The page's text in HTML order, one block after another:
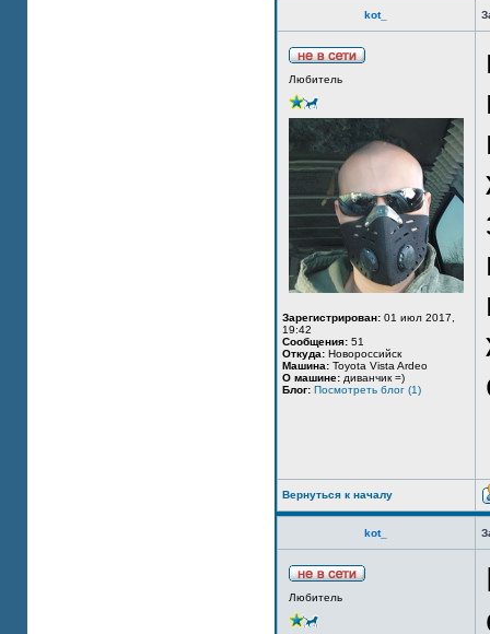
kot_
Любитель
Зарегистрирован: 01 июл 2017,
19:42
Сообщения: 51
Откуда: Новороссийск
Машина: Toyota Vista Ardeo
О машине: диванчик =)
Блог: Посмотреть блог (1)
Вернуться к началу
kot_
Любитель